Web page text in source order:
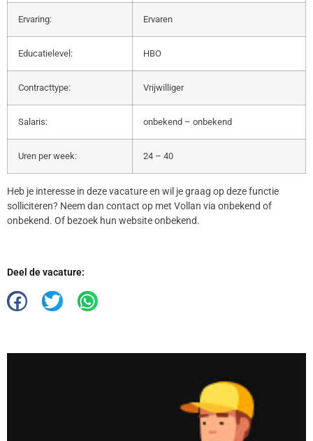
Ervaring: Ervaren
Educatielevel: HBO
Contracttype: Vrijwilliger
Salaris: onbekend – onbekend
Uren per week: 24 – 40
Heb je interesse in deze vacature en wil je graag op deze functie
solliciteren? Neem dan contact op met Vollan via onbekend of
onbekend. Of bezoek hun website onbekend.
Deel de vacature: